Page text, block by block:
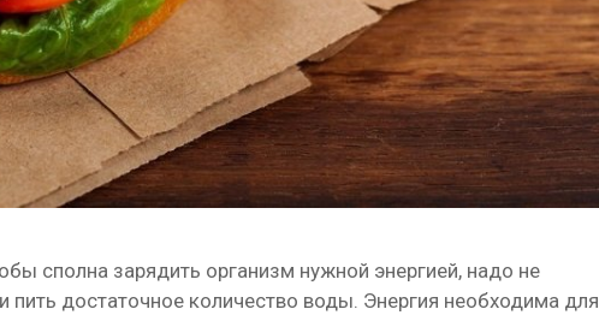
сполна зарядить организм нужной энергией, надо не
пить достаточное количество воды. Энергия необходима для